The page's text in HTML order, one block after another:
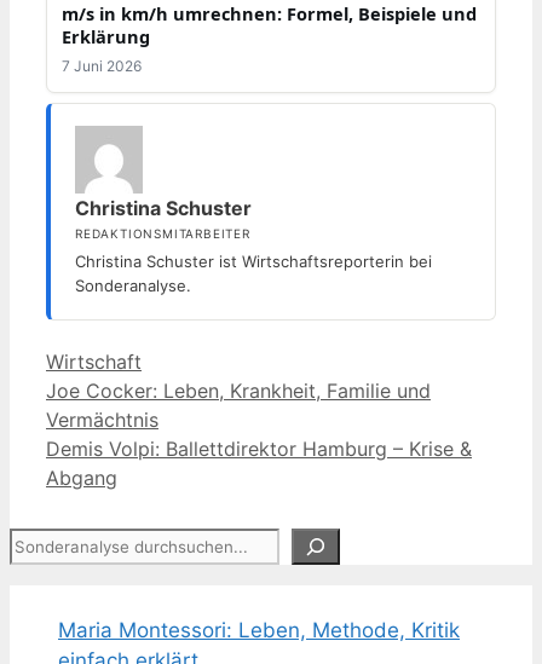
m/s in km/h umrechnen: Formel, Beispiele und
Erklärung
7 Juni 2026
Christina Schuster
REDAKTIONSMITARBEITER
Christina Schuster ist Wirtschaftsreporterin bei
Sonderanalyse.
Kategorien
Wirtschaft
Joe Cocker: Leben, Krankheit, Familie und
Vermächtnis
Demis Volpi: Ballettdirektor Hamburg – Krise &
Abgang
Suchen
Maria Montessori: Leben, Methode, Kritik